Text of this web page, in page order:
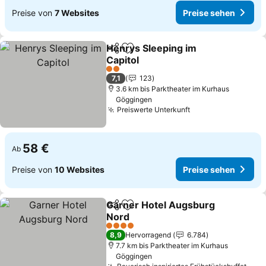
Preise von 7 Websites Preise sehen
TeilenZu Favoriten hinzufügen
Henrys Sleeping im
Capitol
Preise sehen
2 Sterne
7,1
123
3.6 km bis Parktheater im Kurhaus
Göggingen
Preiswerte UnterkunftPreise sehen
Ab 58 €
Preise von 10 Websites Preise sehen
TeilenZu Favoriten hinzufügen
Garner Hotel Augsburg
Nord
Preise sehen
4 Sterne
8,9 Hervorragend
6.784
7.7 km bis Parktheater im Kurhaus
Göggingen